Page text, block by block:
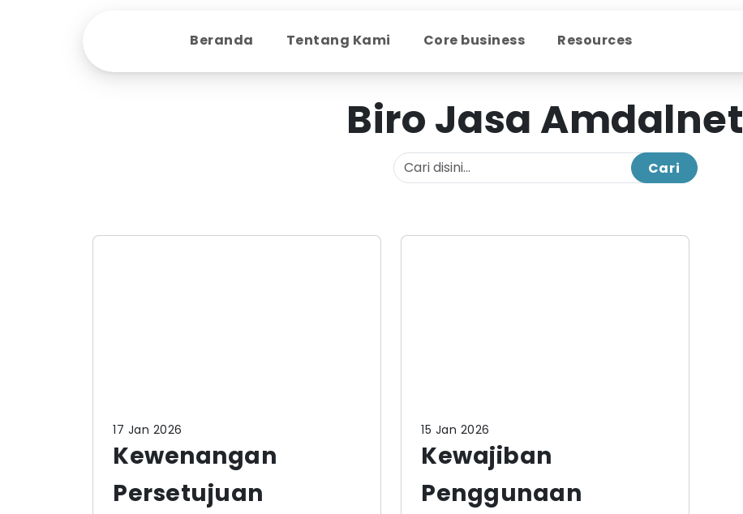
Beranda Tentang Kami Core business Resources
Biro Jasa Amdalnet
Cari
17 Jan 2026
Kewenangan
Persetujuan
15 Jan 2026
Kewajiban
Penggunaan